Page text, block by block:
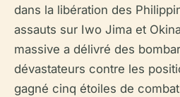
dans la libération des
assauts sur Iwo Jima et
massive a délivré des
dévastateurs contre les
gagné cinq étoiles de